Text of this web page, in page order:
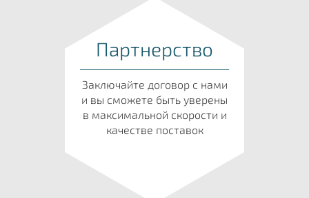
Партнерство
Заключайте договор с нами
и вы сможете быть уверены
в максимальной скорости и
качестве поставок